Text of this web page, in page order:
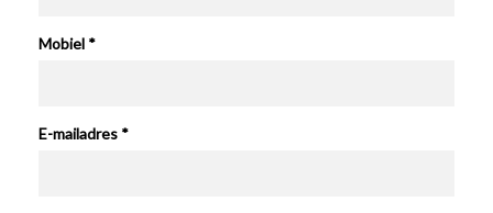
Mobiel *
E-mailadres *